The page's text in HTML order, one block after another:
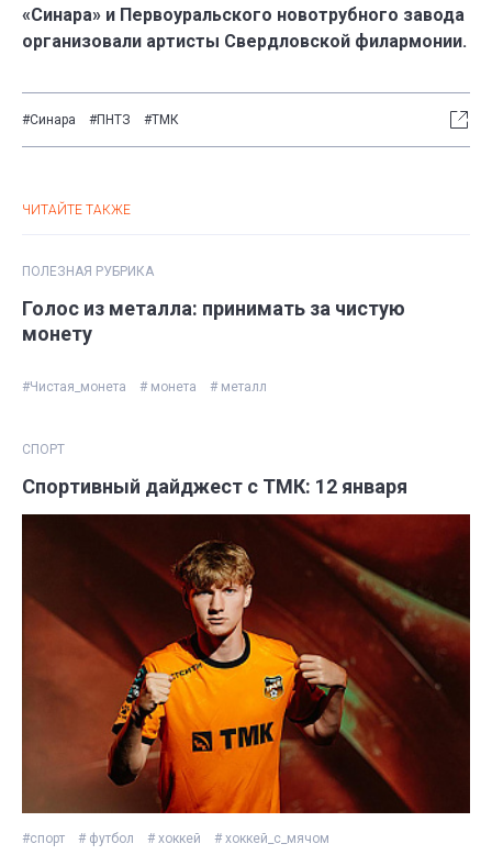
«Синара» и Первоуральского новотрубного завода
организовали артисты Свердловской филармонии.
#Синара #ПНТЗ #ТМК
ЧИТАЙТЕ ТАКЖЕ
ПОЛЕЗНАЯ РУБРИКА
Голос из металла: принимать за чистую
монету
#Чистая_монета # монета # металл
СПОРТ
Спортивный дайджест с ТМК: 12 января
#спорт # футбол # хоккей # хоккей_с_мячом